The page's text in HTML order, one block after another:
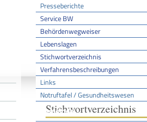
Presseberichte
Service BW
Behördenwegweiser
Lebenslagen
Stichwortverzeichnis
Verfahrensbeschreibungen
Links
Notruftafel / Gesundheitswesen
Gemeinde
Sie sind hier:Startseite /Aktuell
Stichwortverzeichnis